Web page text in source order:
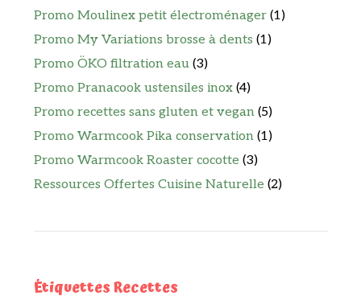
Promo Moulinex petit électroménager (1)
Promo My Variations brosse à dents (1)
Promo ÖKO filtration eau (3)
Promo Pranacook ustensiles inox (4)
Promo recettes sans gluten et vegan (5)
Promo Warmcook Pika conservation (1)
Promo Warmcook Roaster cocotte (3)
Ressources Offertes Cuisine Naturelle (2)
Étiquettes Recettes